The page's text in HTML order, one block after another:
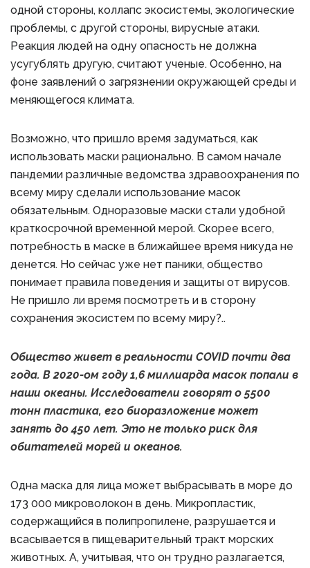
одной стороны, коллапс экосистемы, экологические
проблемы, с другой стороны, вирусные атаки.
Реакция людей на одну опасность не должна
усугублять другую, считают ученые. Особенно, на
фоне заявлений о загрязнении окружающей среды и
меняющегося климата.
Возможно, что пришло время задуматься, как
использовать маски рационально. В самом начале
пандемии различные ведомства здравоохранения по
всему миру сделали использование масок
обязательным. Одноразовые маски стали удобной
краткосрочной временной мерой. Скорее всего,
потребность в маске в ближайшее время никуда не
денется. Но сейчас уже нет паники, общество
понимает правила поведения и защиты от вирусов.
Не пришло ли время посмотреть и в сторону
сохранения экосистем по всему миру?..
Общество живет в реальности COVID почти два
года. В 2020-ом году 1,6 миллиарда масок попали в
наши океаны. Исследователи говорят о 5500
тонн пластика, его биоразложение может
занять до 450 лет. Это не только риск для
обитателей морей и океанов.
Одна маска для лица может выбрасывать в море до
173 000 микроволокон в день. Микропластик,
содержащийся в полипропилене, разрушается и
всасывается в пищеварительный тракт морских
животных. А, учитывая, что он трудно разлагается,